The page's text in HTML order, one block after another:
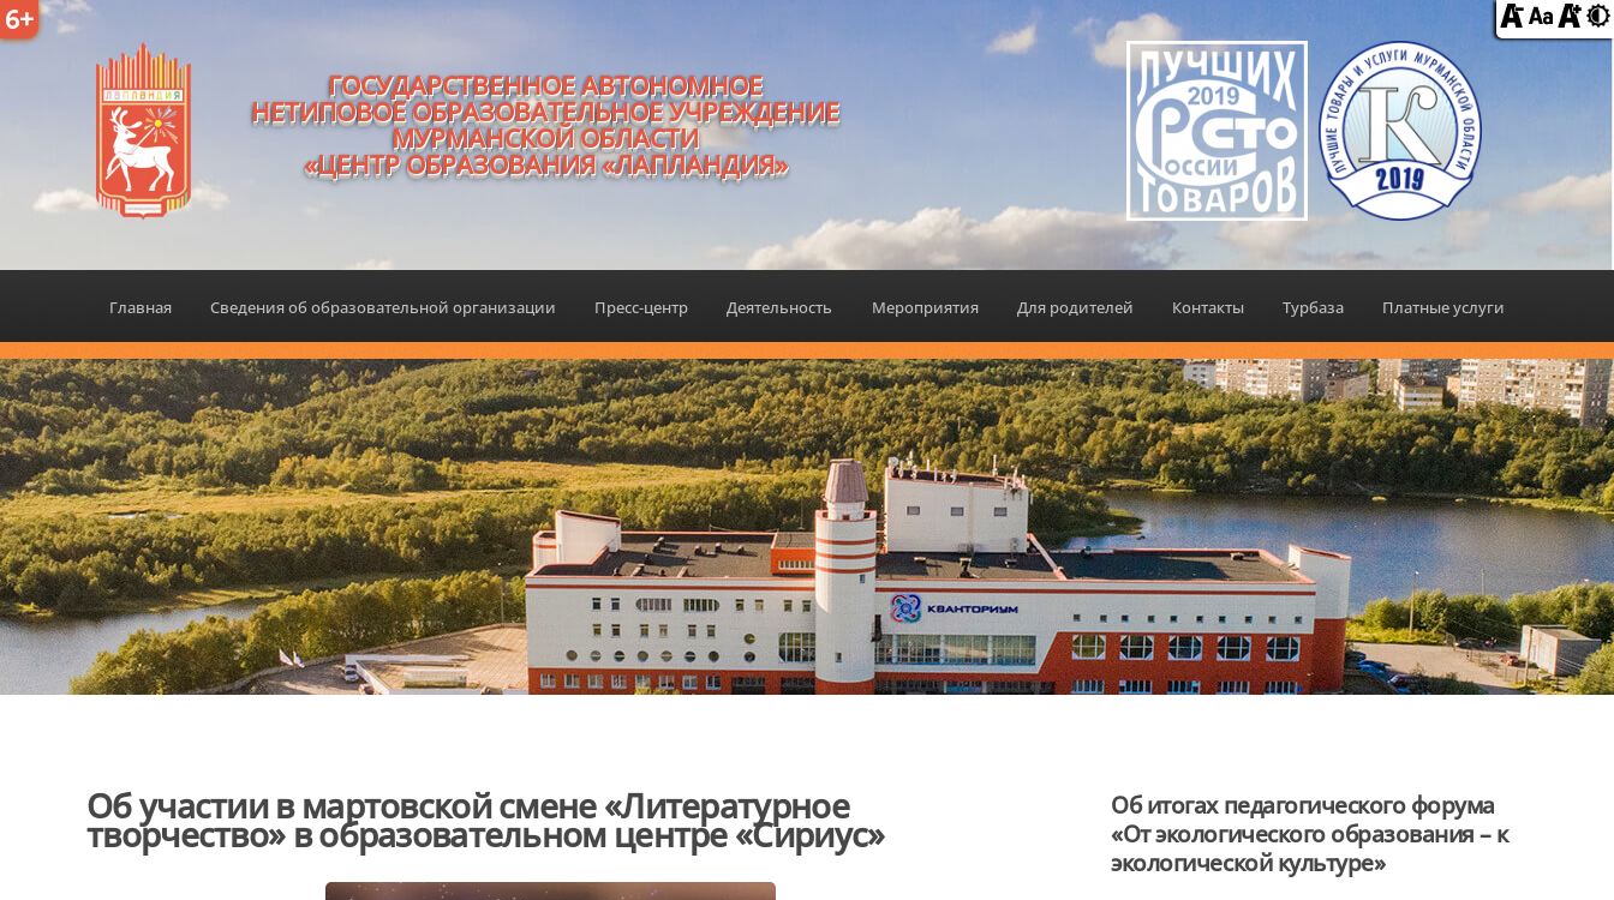
6+
ГОСУДАРСТВЕННОЕ АВТОНОМНОЕ
НЕТИПОВОЕ ОБРАЗОВАТЕЛЬНОЕ УЧРЕЖДЕНИЕ
МУРМАНСКОЙ ОБЛАСТИ
«ЦЕНТР ОБРАЗОВАНИЯ «ЛАПЛАНДИЯ»
Главная Сведения об образовательной организации Пресс-центр Деятельность Мероприятия Для родителей Контакты Турбаза Платные услуги
Об участии в мартовской смене «Литературное
творчество» в образовательном центре «Сириус»
Об итогах педагогического форума
«От экологического образования – к
экологической культуре»